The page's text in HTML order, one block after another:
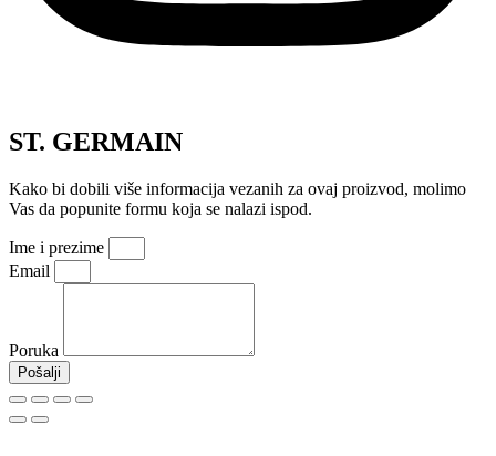
ST. GERMAIN
Kako bi dobili više informacija vezanih za ovaj proizvod, molimo
Vas da popunite formu koja se nalazi ispod.
Ime i prezime
Email
Poruka
Pošalji